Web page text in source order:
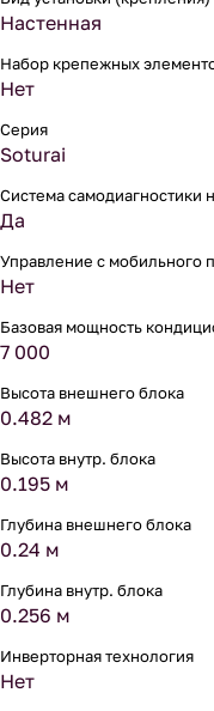
Настенная
Набор крепежных
Нет
Серия
Soturai
Система самодиагностики
Да
Управление c мобильного
Нет
Базовая мощность
7 000
Высота внешнего блока
0.482 м
Высота внутр. блока
0.195 м
Глубина внешнего блока
0.24 м
Глубина внутр. блока
0.256 м
Инверторная технология
Нет